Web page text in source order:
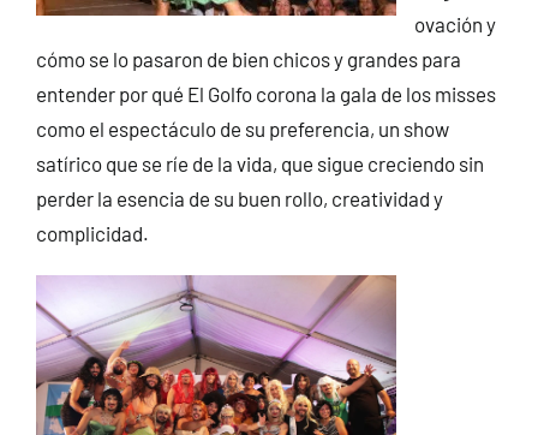
ovación y
cómo se lo pasaron de bien chicos y grandes para
entender por qué El Golfo corona la gala de los misses
como el espectáculo de su preferencia, un show
satírico que se ríe de la vida, que sigue creciendo sin
perder la esencia de su buen rollo, creatividad y
complicidad.